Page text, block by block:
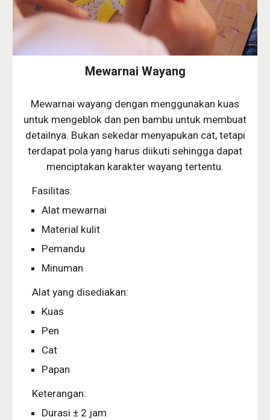
Mewarnai Wayang
Mewarnai wayang dengan menggunakan kuas
untuk mengeblok dan pen bambu untuk membuat
detailnya. Bukan sekedar menyapukan cat, tetapi
terdapat pola yang harus diikuti sehingga dapat
menciptakan karakter wayang tertentu.
Fasilitas:
Alat mewarnai
Material kulit
Pemandu
Minuman
Alat yang disediakan:
Kuas
Pen
Cat
Papan
Keterangan:
Durasi ± 2 jam